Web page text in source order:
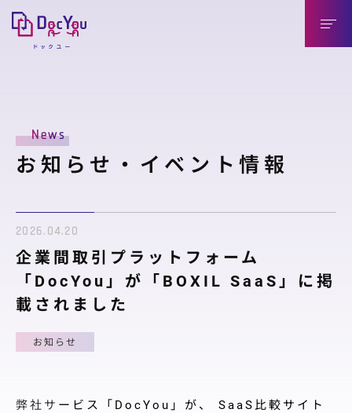
導入のメリット
導入企業様（送信側）
機能紹介
連携製品
料金プラン
News
お知らせ・イベント情報
2026.04.20
企業間取引プラットフォーム
「DocYou」が「BOXIL SaaS」に掲
載されました
お知らせ
弊社サ ービス「DocYou」が、 SaaS比較サイト